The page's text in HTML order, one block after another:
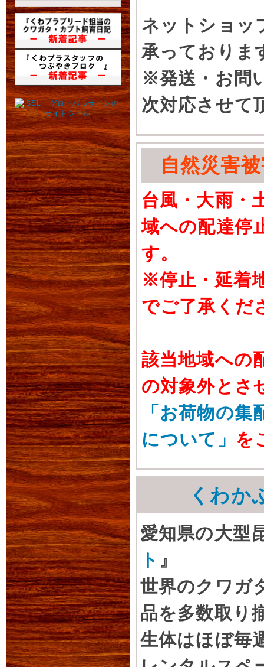
ネットショッ
承っておりま
※発送・お問
次対応させて
自然災害
台風・大雨・
域への配達停
す。
※停止・延着
でご了承くだ
該当地域への
の対象外とさ
「お荷物の
について」 を
くわか
愛知県の大型
ト 』
世界のクワガ
品を多数取り
生体はほぼ毎